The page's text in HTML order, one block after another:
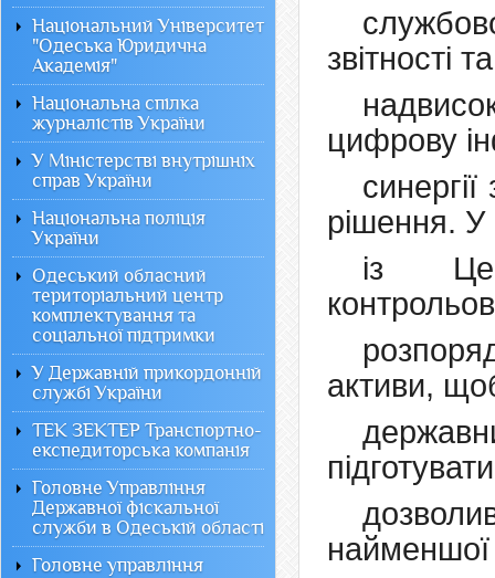
звітності
цифрову
рішення. У
із
активи,
Національний Університет
"Одеська Юридична
Академія"
Національна спілка
журналістів України
У Міністерстві внутрішніх
справ України
Національна поліція
України
Одеський обласний
територіальний центр
комплектування та
соціальної підтримки
У Державній прикордонній
службі України
ТЕК ЗЕКТЕР Транспортно-
експедиторська компанія
Головне Управління
Державної фіскальної
служби в Одеській області
Головне управління